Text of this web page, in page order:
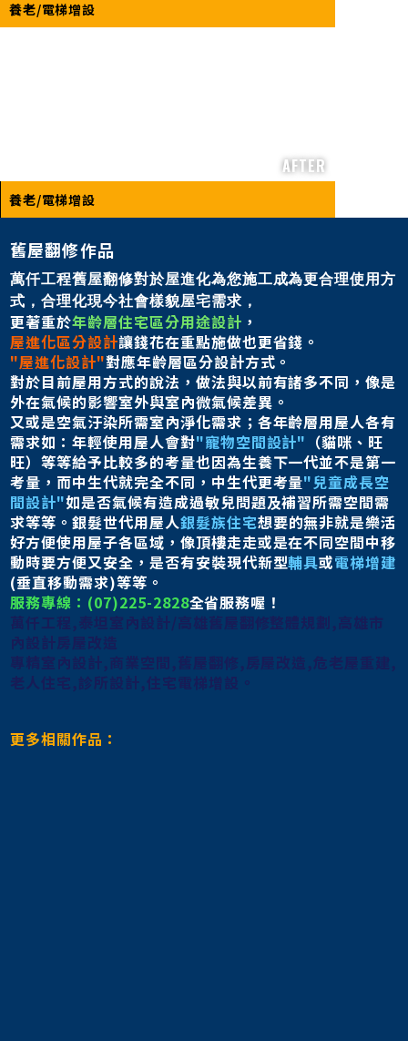
養老/電梯增設
AFTER
養老/電梯增設
舊屋翻修作品
萬仟工程舊屋翻修對於屋進化為您施工成為更合理使用方
式，合理化現今社會樣貌屋宅需求，
更著重於年齡層住宅區分用途設計 ，
屋進化區分設計讓錢花在重點施做也更省錢。
"屋進化設計"對應年齡層區分設計方式。
對於目前屋用方式的說法，做法與以前有諸多不同，像是
外在氣候的影響室外與室內微氣候差異。
又或是空氣汙染所需室內淨化需求； 各年齡層用屋人各有
需求如：年輕使用屋人會對"寵物空間設計" （貓咪、旺
旺）等等給予比較多的考量也因為生養下一代並不是第一
考量，而中生代就完全不同，中生代更考量"兒童成長空
間設計"如是否氣候有造成過敏兒問題及補習所需空間需
求等等。銀髮世代用屋人銀髮族住宅想要的無非就是樂活
好方便使用屋子各區域， 像頂樓走走或是在不同空間中移
動時要方便又安全， 是否有安裝現代新型輔具或電梯增建
(垂直移動需求)等等。
服務專線：(07)225-2828全省服務喔！
萬仟工程,泰坦室內設計/高雄舊屋翻修整體規劃,高雄市
內設計房屋改造
專精室內設計,商業空間,舊屋翻修,房屋改造,危老屋重建,
老人住宅,診所設計,住宅電梯增設。
更多相關作品：